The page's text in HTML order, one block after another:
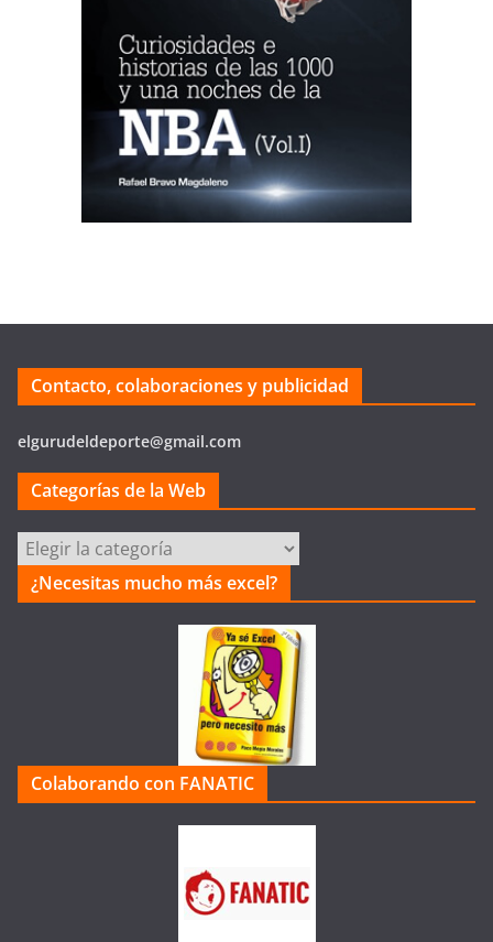
Contacto, colaboraciones y publicidad
elgurudeldeporte@gmail.com
Categorías de la Web
Categorías
de
la
¿Necesitas mucho más excel?
Colaborando con FANATIC